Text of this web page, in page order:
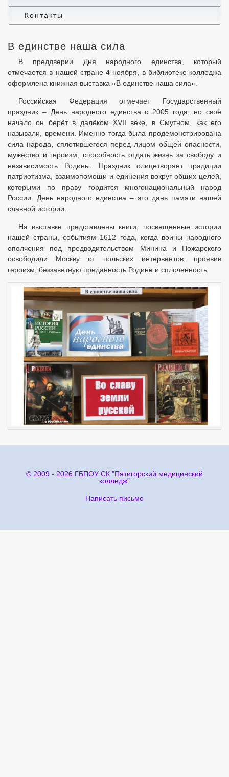
Контакты
В единстве наша сила
В преддверии Дня народного единства, который
отмечается в нашей стране 4 ноября, в библиотеке колледжа
оформлена книжная выставка «В единстве наша сила».
Российская Федерация отмечает Государственный
праздник – День народного единства с 2005 года, но своё
начало он берёт в далёком XVII веке, в Смутном, как его
называли, времени. Именно тогда была продемонстрирована
сила народа, сплотившегося перед лицом общей опасности,
мужество и героизм, способность отдать жизнь за свободу и
независимость Родины. Праздник олицетворяет традиции
патриотизма, взаимопомощи и единения вокруг общих целей,
которыми по праву гордится многонациональный народ
России. День народного единства – это дань памяти нашей
славной истории.
На выставке представлены книги, посвященные истории
нашей страны, событиям 1612 года, когда воины народного
ополчения под предводительством Минина и Пожарского
освободили Москву от польских интервентов, проявив
героизм, беззаветную преданность Родине и сплоченность.
© 2009 - 2026 ГБПОУ СК "Пятигорский медицинский
колледж"
Написать письмо